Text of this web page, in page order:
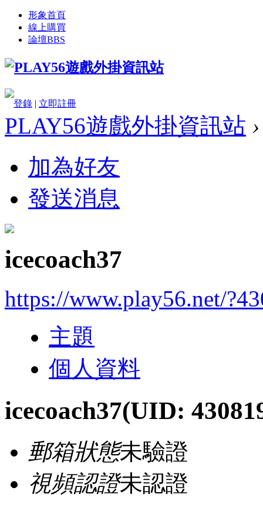
形象首頁
線上購買
論壇BBS
登錄 | 立即註冊
PLAY56遊戲外掛資訊站 ›
加為好友
發送消息
icecoach37
https://www.play56.net/
主題
個人資料
icecoach37(UID:
郵箱狀態未驗證
視頻認證未認證